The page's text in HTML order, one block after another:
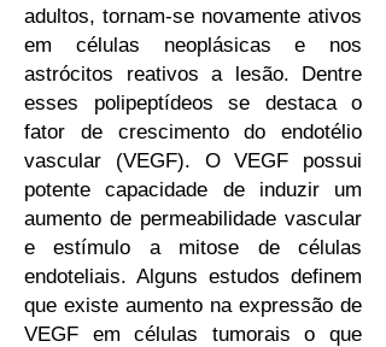
adultos, tornam-se novamente ativos
em células neoplásicas e nos
astrócitos reativos a lesão. Dentre
esses polipeptídeos se destaca o
fator de crescimento do endotélio
vascular (VEGF). O VEGF possui
potente capacidade de induzir um
aumento de permeabilidade vascular
e estímulo a mitose de células
endoteliais. Alguns estudos definem
que existe aumento na expressão de
VEGF em células tumorais o que